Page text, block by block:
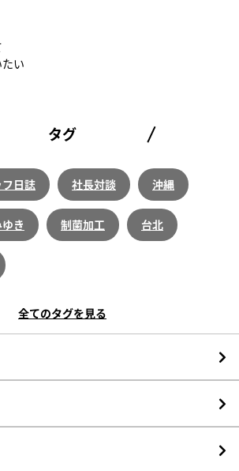
たい
タグ
日誌 社長対談 沖縄
き 制菌加工 台北
全てのタグを見る